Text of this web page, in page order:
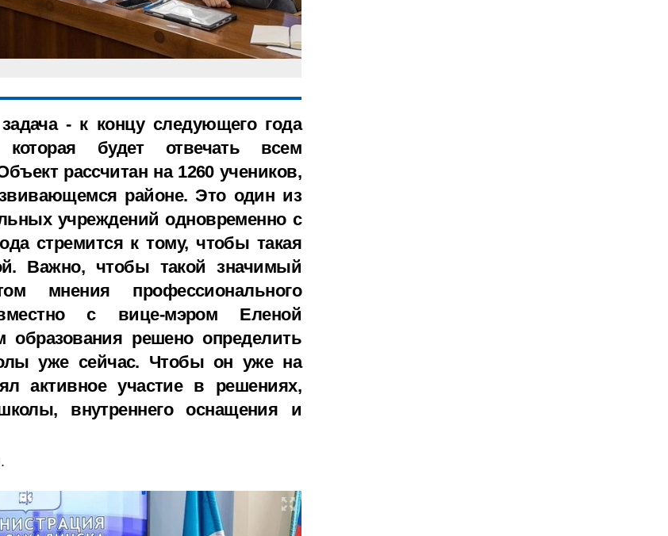
- к концу следующего года
будет отвечать всем
рассчитан на 1260 учеников,
районе. Это один из
учреждений одновременно с
стремится к тому, чтобы такая
Важно, чтобы такой значимый
мнения профессионального
с вице-мэром Еленой
решено определить
уже сейчас. Чтобы он уже на
активное участие в решениях,
внутреннего оснащения и